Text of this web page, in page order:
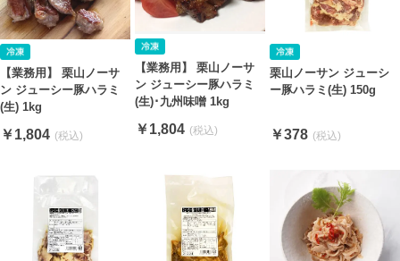
【業務用】 栗山ノーサ
ン ジューシー豚ハラミ
(生) 1kg
￥1,804
【業務用】 栗山ノーサ
ン ジューシー豚ハラミ
(生)･九州味噌 1kg
￥1,804
栗山ノーサン ジューシ
ー豚ハラミ(生) 150g
￥378